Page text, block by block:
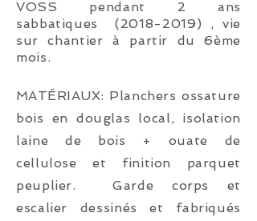
VOSS pendant 2 ans
sabbatiques(2018-2019) , vie
sur chantier à partir du 6ème
mois.
MATÉRIAUX: Planchers ossature
bois en douglas local, isolation
laine de bois + ouate de
cellulose et finition parquet
peuplier. Garde corps et
escalier dessinés et fabriqués